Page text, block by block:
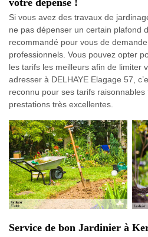
votre dépense !
Si vous avez des travaux de
ne pas dépenser un certain plafond
recommandé pour vous de
professionnels. Vous pouvez opter
les tarifs les meilleurs afin de limiter
adresser à DELHAYE Elagage 57,
reconnu pour ses tarifs
prestations très excellentes.
Service de bon Jardinier à